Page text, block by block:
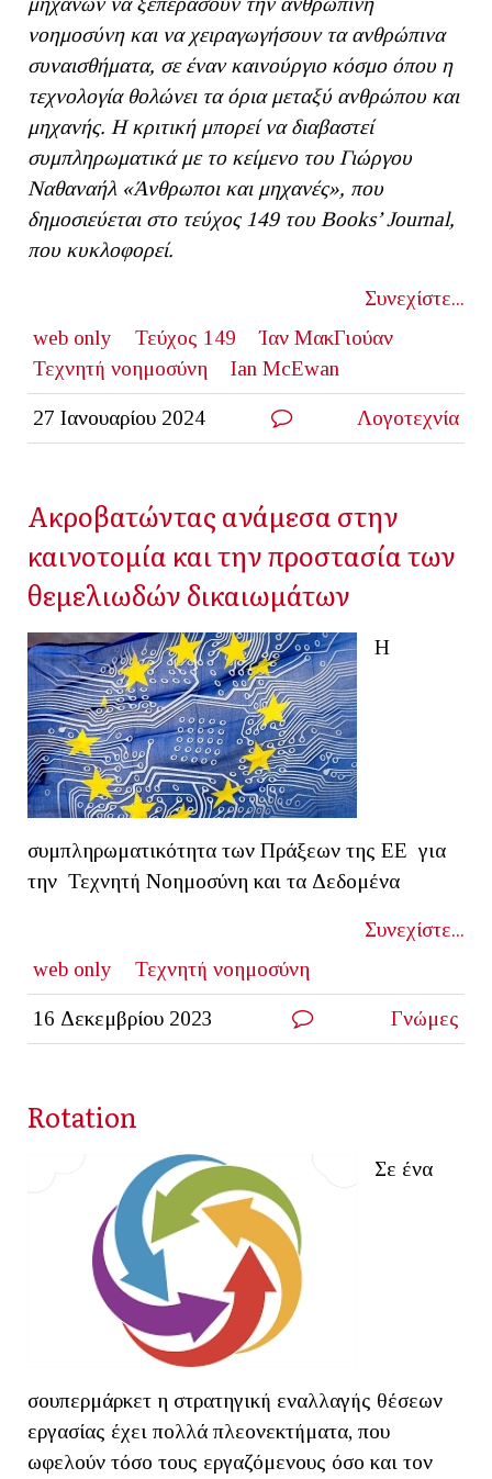
νοημοσύνη και να χειραγωγήσουν τα ανθρώπινα
συναισθήματα, σε έναν καινούργιο κόσμο όπου η
τεχνολογία θολώνει τα όρια μεταξύ ανθρώπου και
μηχανής. Η κριτική μπορεί να διαβαστεί
συμπληρωματικά με το κείμενο του Γιώργου
Ναθαναήλ «Άνθρωποι και μηχανές», που
δημοσιεύεται στο τεύχος 149 του Βooks’Journal,
που κυκλοφορεί.
Συνεχίστε...
web only
Τεύχος 149
Ίαν ΜακΓιούαν
Τεχνητή νοημοσύνη
Ian McEwan
27 Ιανουαρίου 2024 Λογοτεχνία
Ακροβατώντας ανάμεσα στην
καινοτομία και την προστασία των
θεμελιωδών δικαιωμάτων
Η
συμπληρωματικότητα των Πράξεων της ΕΕ για
την Τεχνητή Νοημοσύνη και τα Δεδομένα
Συνεχίστε...
web only
Τεχνητή νοημοσύνη
16 Δεκεμβρίου 2023 Γνώμες
Rotation
Σε ένα
σουπερμάρκετ η στρατηγική εναλλαγής θέσεων
εργασίας έχει πολλά πλεονεκτήματα, που
ωφελούν τόσο τους εργαζόμενους όσο και τον